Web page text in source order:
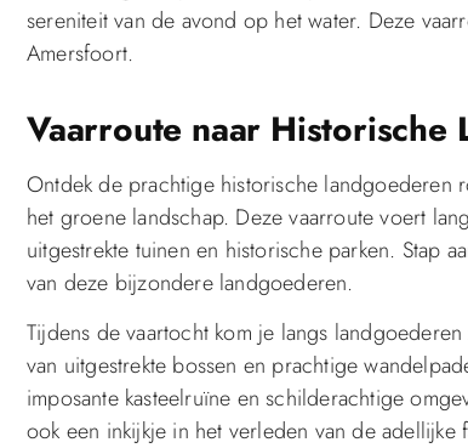
sereniteit van de avond op het water. Deze
Amersfoort.
Vaarroute naar
Ontdek de prachtige historische landgoederen
het groene landschap. Deze vaarroute voert
uitgestrekte tuinen en historische parken. Stap
van deze bijzondere landgoederen.
Tijdens de vaartocht kom je langs
van uitgestrekte bossen en prachtige
imposante kasteelruïne en schilderachtige
ook een inkijkje in het verleden van de